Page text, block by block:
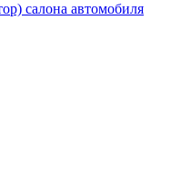
салона автомобиля